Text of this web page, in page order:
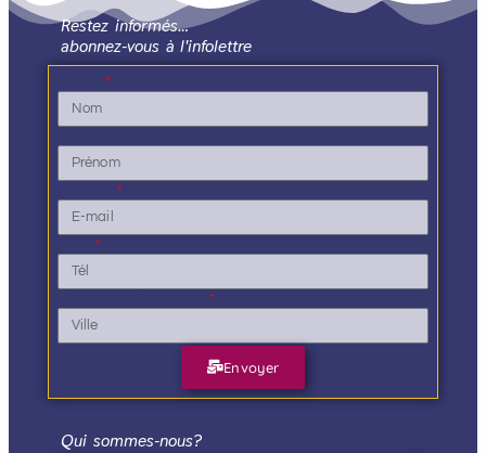
Restez informés…
abonnez-vous à l'infolettre
Envoyer
Qui sommes-nous?